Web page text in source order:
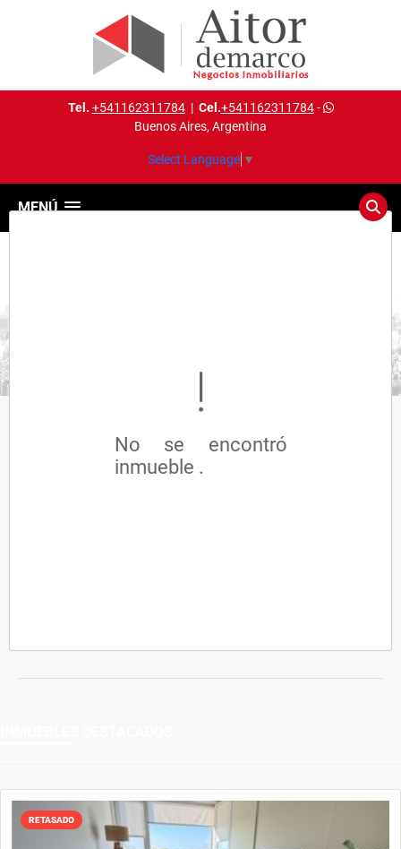
Tel. +541162311784| Cel.+541162311784-
Buenos Aires, Argentina
Select Language ▼
MENÚ
No se encontró
inmueble .
RETASADO